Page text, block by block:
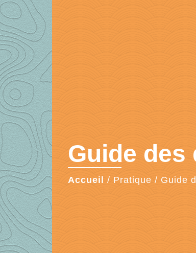
Guide des
Accueil / Pratique / Guide